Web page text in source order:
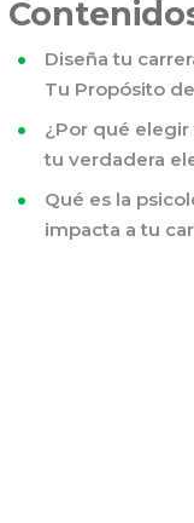
Diseña tu
Tu Propósito
¿Por qué
tu verdadera
Qué es la
impacta a tu